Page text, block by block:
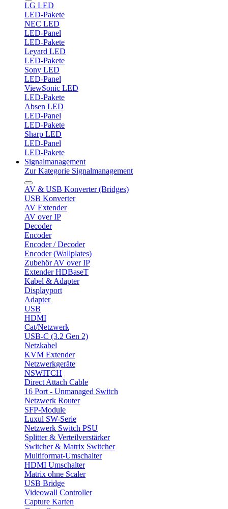
LG LED
LED-Pakete
NEC LED
LED-Panel
LED-Pakete
Leyard LED
LED-Pakete
Sony LED
LED-Panel
ViewSonic LED
LED-Pakete
Absen LED
LED-Panel
LED-Pakete
Sharp LED
LED-Panel
LED-Pakete
Signalmanagement
Zur Kategorie Signalmanagement
AV & USB Konverter (Bridges)
USB Konverter
AV Extender
AV over IP
Decoder
Encoder
Encoder / Decoder
Encoder (Wallplates)
Zubehör AV over IP
Extender HDBaseT
Kabel & Adapter
Displayport
Adapter
USB
HDMI
Cat/Netzwerk
USB-C (3.2 Gen 2)
Netzkabel
KVM Extender
Netzwerkgeräte
NSWITCH
Direct Attach Cable
16 Port - Unmanaged Switch
Netzwerk Router
SFP-Module
Luxul SW-Serie
Netzwerk Switch PSU
Splitter & Verteilverstärker
Switcher & Matrix Switcher
Multiformat-Umschalter
HDMI Umschalter
Matrix ohne Scaler
USB Bridge
Videowall Controller
Capture Karten